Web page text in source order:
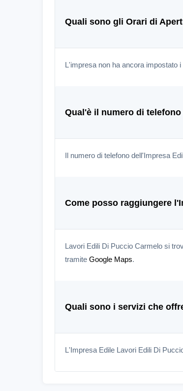
Quali sono gli Orari di
L'impresa non ha ancora impostato
Qual'è il numero di
Il numero di telefono dell'Impresa
Come posso raggiungere
Lavori Edili Di Puccio Carmelo si
tramite Google Maps.
Quali sono i servizi che
L'Impresa Edile Lavori Edili Di